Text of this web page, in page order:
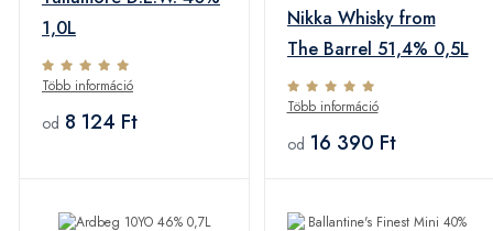
1,0L
Több információ
od 8 124 Ft
Nikka Whisky from
The Barrel 51,4% 0,5L
Több információ
od 16 390 Ft